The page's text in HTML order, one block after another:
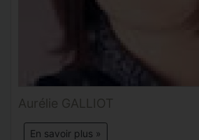
Aurélie GALLIOT
En savoir plus »